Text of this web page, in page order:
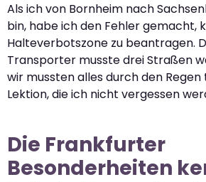
Als ich von Bornheim nach
bin, habe ich den Fehler gemacht,
Halteverbotszone zu beantragen.
Transporter musste drei Straßen
wir mussten alles durch den Regen
Lektion, die ich nicht vergessen
Die Frankfurter
Besonderheiten